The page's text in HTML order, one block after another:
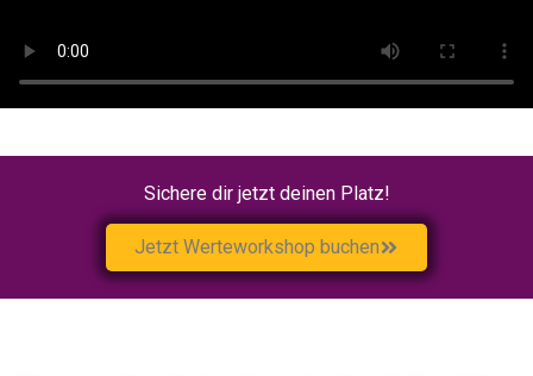
Sichere dir jetzt deinen Platz!
Jetzt Werteworkshop buchen